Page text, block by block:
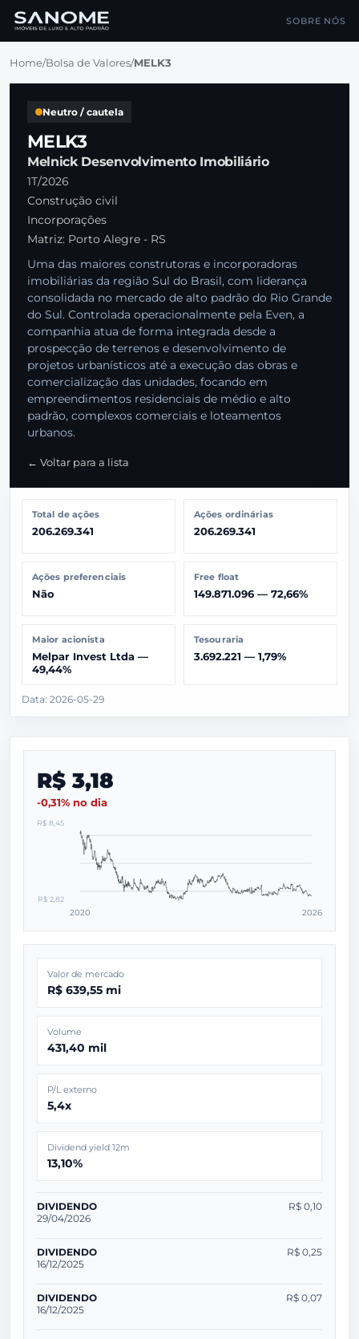
SOBRE NÓS
Home/Bolsa de Valores/MELK3
Neutro / cautela
MELK3
Melnick Desenvolvimento Imobiliário
1T/2026
Construção civil
Incorporações
Matriz: Porto Alegre - RS
Uma das maiores construtoras e incorporadoras
imobiliárias da região Sul do Brasil, com liderança
consolidada no mercado de alto padrão do Rio Grande
do Sul. Controlada operacionalmente pela Even, a
companhia atua de forma integrada desde a
prospecção de terrenos e desenvolvimento de
projetos urbanísticos até a execução das obras e
comercialização das unidades, focando em
empreendimentos residenciais de médio e alto
padrão, complexos comerciais e loteamentos
urbanos.
← Voltar para a lista
Total de ações
206.269.341
Ações ordinárias
206.269.341
Ações preferenciais
Não
Free float
149.871.096 — 72,66%
Maior acionista
Melpar Invest Ltda —
49,44%
Tesouraria
3.692.221 — 1,79%
Data: 2026-05-29
R$ 3,18
-0,31% no dia
R$ 8,45
R$ 2,82
2020 2026
Valor de mercado
R$ 639,55 mi
Volume
431,40 mil
P/L externo
5,4x
Dividend yield 12m
13,10%
DIVIDENDO
29/04/2026
R$ 0,10
DIVIDENDO
16/12/2025
R$ 0,25
DIVIDENDO
16/12/2025
R$ 0,07